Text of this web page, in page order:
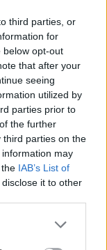
third parties, or
for
below opt-out
that after your
seeing
utilized by
parties prior to
the further
third parties on the
information may
IAB’s List of
it to other
από
ανακάλυψη